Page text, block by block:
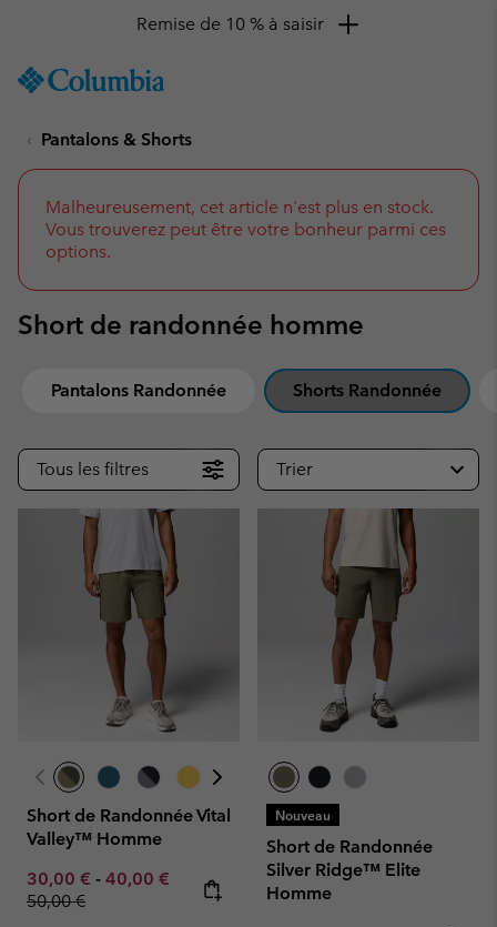
TO
SKIP
NAV
SKIP
TO
SEARCH
Remise de 10 % à saisir
Pantalons & Shorts
Malheureusement, cet article n'est plus en stock.
Vous trouverez peut être votre bonheur parmi ces
options.
Short de randonnée homme
Pantalons Randonnée Shorts Randonnée
Tous les filtres Trier
Short de Randonnée Vital
Valley™ Homme
Minimum sale price:
30,00 € - Maximum sale price:
40,00 € Regular price:
50,00 €
Nouveau
Short de Randonnée
Silver Ridge™ Elite
Homme